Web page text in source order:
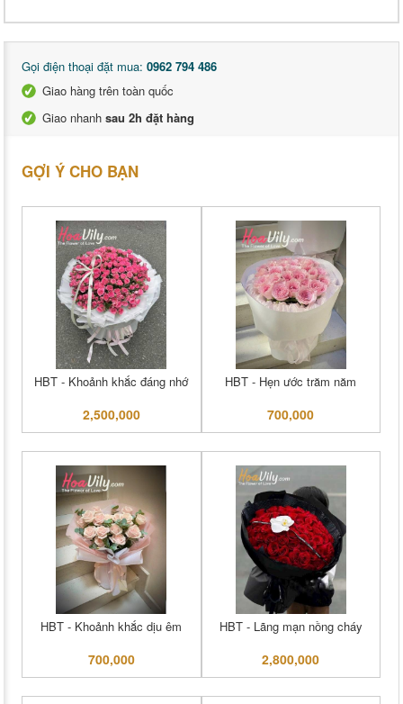
Gọi điện thoại đặt mua: 0962 794 486
Giao hàng trên toàn quốc
Giao nhanh sau 2h đặt hàng
GỢI Ý CHO BẠN
HBT - Khoảnh khắc đáng nhớ
2,500,000
HBT - Hẹn ước trăm năm
700,000
HBT - Khoảnh khắc dịu êm
700,000
HBT - Lãng mạn nồng cháy
2,800,000